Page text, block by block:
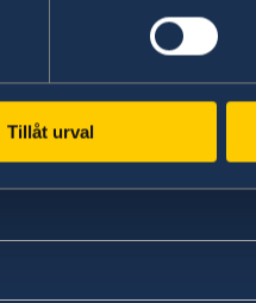
Tillåt urval